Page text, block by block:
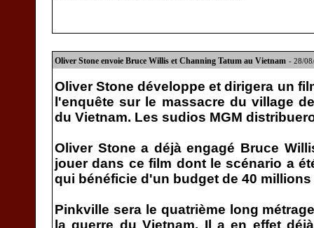
Oliver Stone envoie Bruce Willis et Channing Tatum au Vietnam - 28/
Oliver Stone développe et dirigera un
l'enquête sur le massacre du village
du Vietnam. Les sudios MGM
Oliver Stone a déjà engagé Bruce
jouer dans ce film dont le scénario a
qui bénéficie d'un budget de 40
Pinkville sera le quatrième long
la guerre du Vietnam. Il a en effet